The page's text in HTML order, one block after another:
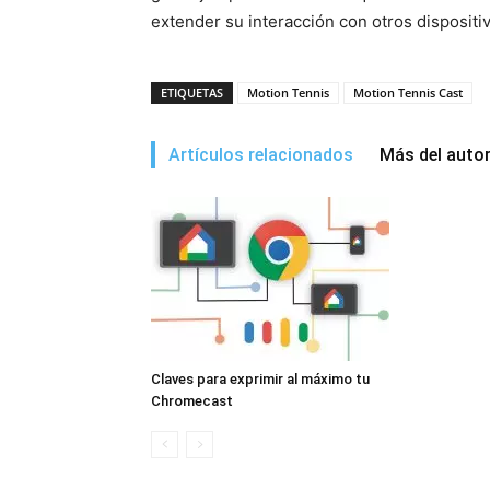
extender su interacción con otros
ETIQUETAS Motion Tennis Motion Tennis Cast
Artículos relacionados Más del autor
Claves para exprimir al máximo tu
Chromecast